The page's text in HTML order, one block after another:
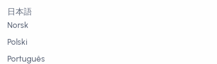
日本語
Norsk
Polski
Português